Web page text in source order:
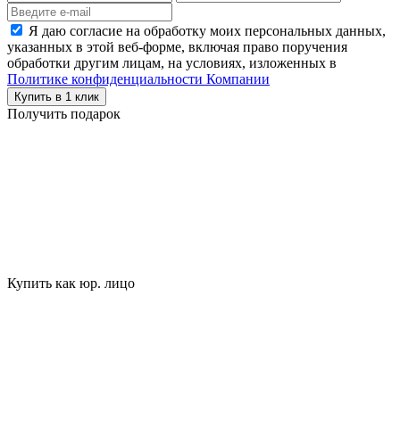
Я даю согласие на обработку моих персональных данных,
указанных в этой веб-форме, включая право поручения
обработки другим лицам, на условиях, изложенных в
Политике конфиденциальности Компании
Купить в 1 клик
Получить подарок
Купить как юр. лицо